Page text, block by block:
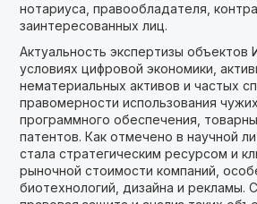
нотариуса, правообладателя,
заинтересованных лиц.
Актуальность экспертизы объектов
условиях цифровой экономики,
нематериальных активов и частых
правомерности использования
программного обеспечения,
патентов. Как отмечено в научной
стала стратегическим ресурсом и
рыночной стоимости компаний,
биотехнологий, дизайна и рекламы.